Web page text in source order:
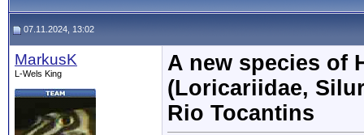
07.11.2024, 13:02
MarkusK
L-Wels King
A new species of
(Loricariidae,
Rio Tocantins